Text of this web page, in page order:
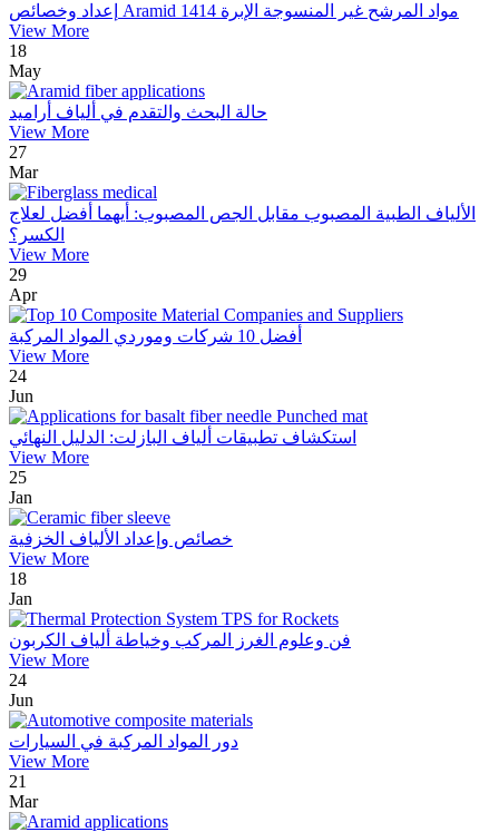
إعداد وخصائص Aramid 1414 مواد المرشح غير المنسوجة الإبرة
View More
18
May
حالة البحث والتقدم في ألياف أراميد
View More
27
Mar
الألياف الطبية المصبوب مقابل الجص المصبوب: أيهما أفضل لعلاج
الكسر؟
View More
29
Apr
أفضل 10 شركات وموردي المواد المركبة
View More
24
Jun
استكشاف تطبيقات ألياف البازلت: الدليل النهائي
View More
25
Jan
خصائص وإعداد الألياف الخزفية
View More
18
Jan
فن وعلوم الغرز المركب وخياطة ألياف الكربون
View More
24
Jun
دور المواد المركبة في السيارات
View More
21
Mar